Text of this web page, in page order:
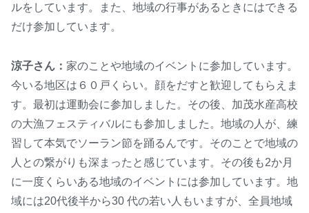
ルをしています。また、地域の行事があるときにはできる
だけ参加しています。
涼子さん： 家のことや地域のイベントに参加しています。
今いる地区は６０戸くらい。顔をだすと歓迎してもらえま
す。最初は運動会に参加しました。その後、加茂水産高校
の大漁フェスティバルにも参加しました。地域の人が、練
習して本気でソーラン節を踊るんです。そのことで地域の
人との繋がりも深まったと感じています。その後も2か月
に一度くらいある地域のイベントには参加しています。地
域には20代後半から30 代の若い人もいますが、全員地域